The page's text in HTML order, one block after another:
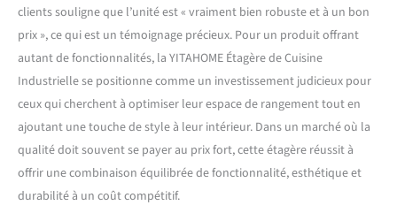
clients souligne que l’unité est « vraiment bien robuste et à un bon
prix », ce qui est un témoignage précieux. Pour un produit offrant
autant de fonctionnalités, la YITAHOME Étagère de Cuisine
Industrielle se positionne comme un investissement judicieux pour
ceux qui cherchent à optimiser leur espace de rangement tout en
ajoutant une touche de style à leur intérieur. Dans un marché où la
qualité doit souvent se payer au prix fort, cette étagère réussit à
offrir une combinaison équilibrée de fonctionnalité, esthétique et
durabilité à un coût compétitif.